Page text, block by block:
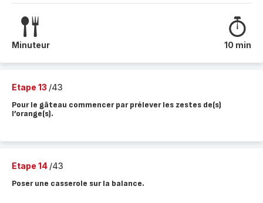
Minuteur 10 min
Etape 13 /43
Pour le gâteau commencer par prélever les zestes de(s)
l’orange(s).
Etape 14 /43
Poser une casserole sur la balance.